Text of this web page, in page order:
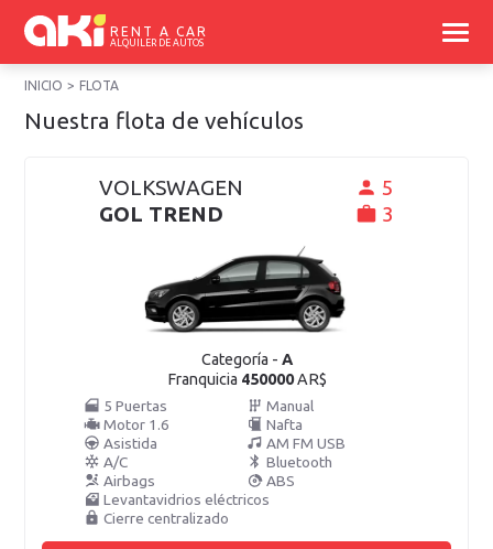
ALQUILER DE AUTOS
RENT A CAR
INICIO FLOTA
Nuestra flota de vehículos
VOLKSWAGEN
GOL TREND
5
3
Categoría - A
Franquicia 450000AR$
5 Puertas
Manual
Motor 1.6
Nafta
Asistida
AM FM USB
A/C
Bluetooth
Airbags
ABS
Levantavidrios eléctricos
Cierre centralizado